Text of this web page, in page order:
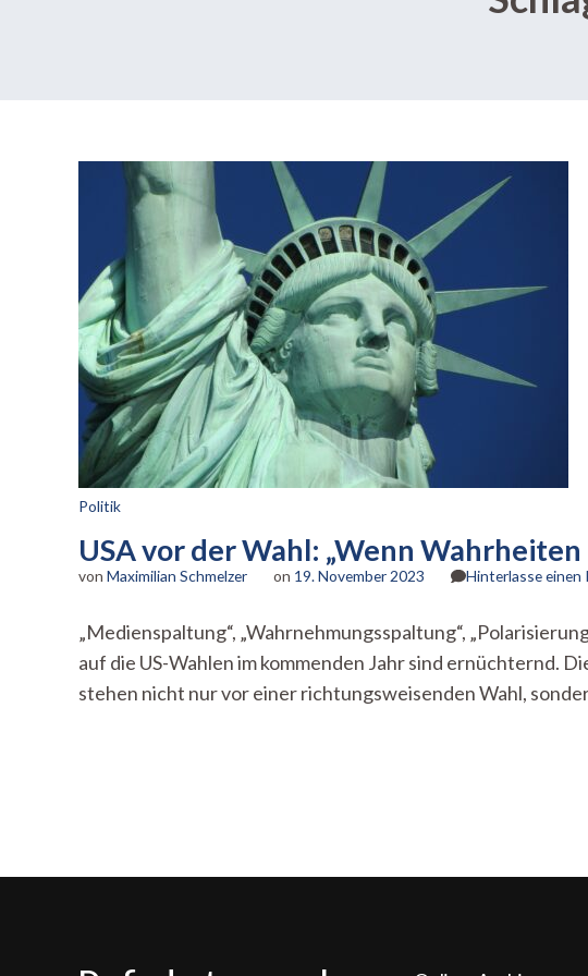
Politik
USA vor der Wahl: „Wenn
von Maximilian Schmelzer on 19. November 2023 Hinterlasse einen
„Medienspaltung“, „Wahrnehmungsspaltung“,
auf die US-Wahlen im kommenden Jahr sind ernüchternd.
stehen nicht nur vor einer richtungsweisenden Wahl,